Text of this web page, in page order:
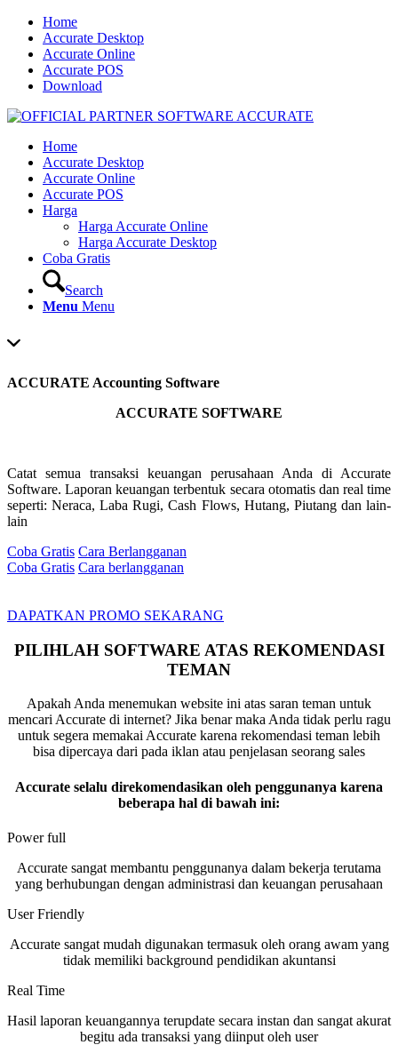
Home
Accurate Desktop
Accurate Online
Accurate POS
Download
Home
Accurate Desktop
Accurate Online
Accurate POS
Harga
Harga Accurate Online
Harga Accurate Desktop
Coba Gratis
Search
Menu Menu
ACCURATE Accounting Software
ACCURATE SOFTWARE
Catat semua transaksi keuangan perusahaan Anda di Accurate
Software. Laporan keuangan terbentuk secara otomatis dan real time
seperti: Neraca, Laba Rugi, Cash Flows, Hutang, Piutang dan lain-
lain
Coba Gratis Cara Berlangganan
Coba Gratis Cara berlangganan
DAPATKAN PROMO SEKARANG
PILIHLAH SOFTWARE ATAS REKOMENDASI
TEMAN
Apakah Anda menemukan website ini atas saran teman untuk
mencari Accurate di internet? Jika benar maka Anda tidak perlu ragu
untuk segera memakai Accurate karena rekomendasi teman lebih
bisa dipercaya dari pada iklan atau penjelasan seorang sales
Accurate selalu direkomendasikan oleh penggunanya karena
beberapa hal di bawah ini:
Power full
Accurate sangat membantu penggunanya dalam bekerja terutama
yang berhubungan dengan administrasi dan keuangan perusahaan
User Friendly
Accurate sangat mudah digunakan termasuk oleh orang awam yang
tidak memiliki background pendidikan akuntansi
Real Time
Hasil laporan keuangannya terupdate secara instan dan sangat akurat
begitu ada transaksi yang diinput oleh user